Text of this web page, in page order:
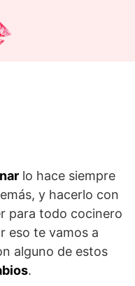
lo hace siempre
y hacerlo con
para todo cocinero
eso te vamos a
alguno de estos
.